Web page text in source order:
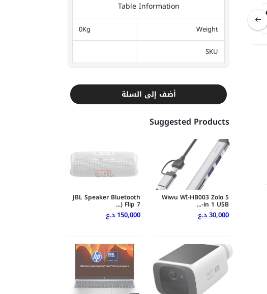
Table Information
Weight
0Kg
SKU
أضف إلى السلة
Suggested Products
Wiwu Wİ-HB003 Zolo 5
in 1 USB-...
30,000 د.ع
JBL Speaker Bluetooth
Flip 7 (...
150,000 د.ع